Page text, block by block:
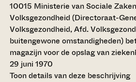
10015 Ministerie van Sociale
Volksgezondheid (Directoraat-
Volksgezondheid, Afd.
buitengewone omstandigheden)
magazijn voor de opslag van
29 juni 1970
Toon details van deze beschrijving